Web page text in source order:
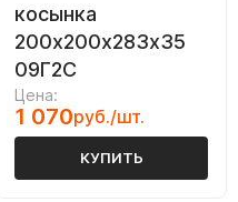
косынка
200х200х283х35
09Г2С
Цена:
1 070руб./шт.
КУПИТЬ